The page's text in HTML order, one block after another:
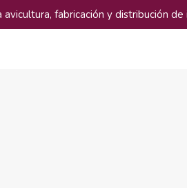
fabricación y distribución